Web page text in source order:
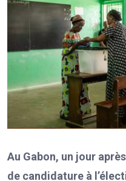
Au Gabon, un jour
de candidature à